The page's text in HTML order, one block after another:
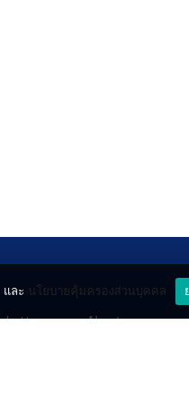
Lottery
About
และ นโยบายคุ้มครองส่วนบุคคล